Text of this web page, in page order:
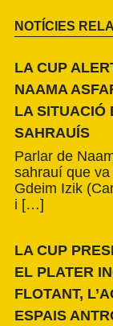
NOTÍCIES
LA CUP
NAAMA
LA SITUACIÓ
SAHRAUÍS
Parlar de
sahrauí que
Gdeim Izik
i […]
LA CUP
EL PLATER
FLOTANT,
ESPAIS